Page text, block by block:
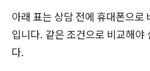
아래 표는 상담 전에 휴대폰으로
입니다. 같은 조건으로 비교해야
다.